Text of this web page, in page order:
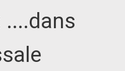
....dans